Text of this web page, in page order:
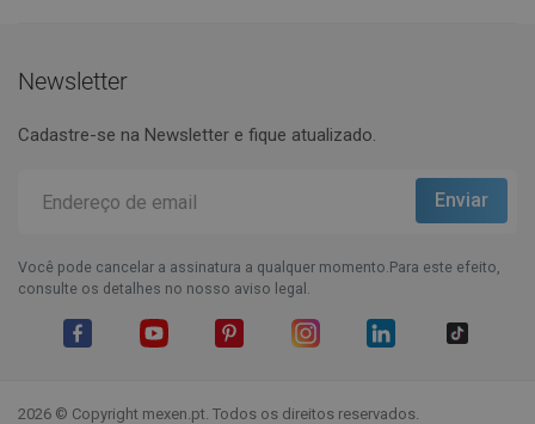
Newsletter
Cadastre-se na Newsletter e fique atualizado.
Você pode cancelar a assinatura a qualquer momento.Para este efeito,
consulte os detalhes no nosso aviso legal.
2026 © Copyright mexen.pt. Todos os direitos reservados.